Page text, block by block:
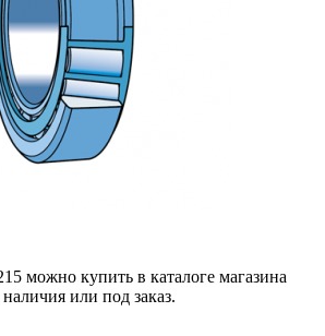
можно купить в каталоге магазина
или под заказ.